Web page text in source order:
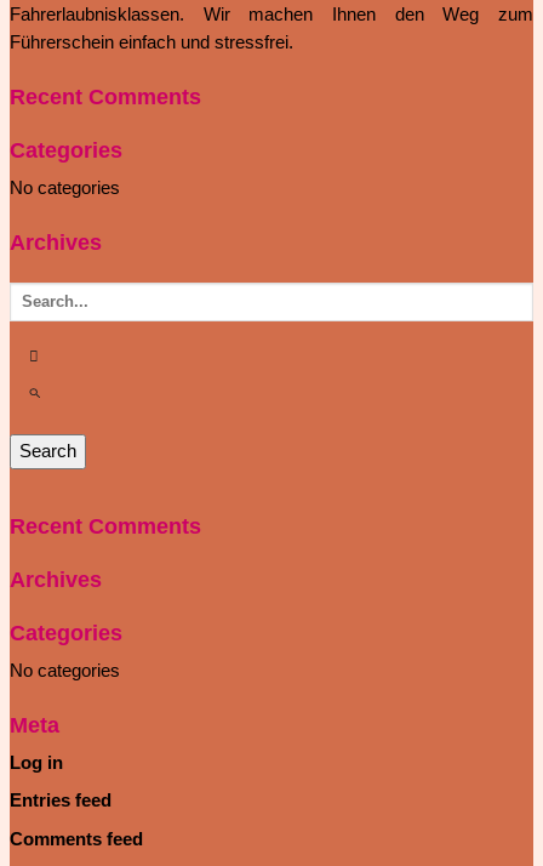
Fahrerlaubnisklassen. Wir machen Ihnen den Weg zum
Führerschein einfach und stressfrei.
Recent Comments
Categories
No categories
Archives
Recent Comments
Archives
Categories
No categories
Meta
Log in
Entries feed
Comments feed